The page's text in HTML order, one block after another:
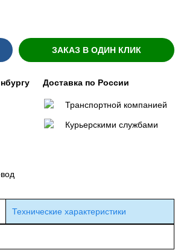
ЗАКАЗ В ОДИН КЛИК
Доставка по России
Транспортной компанией
Курьерскими службами
Технические характеристики